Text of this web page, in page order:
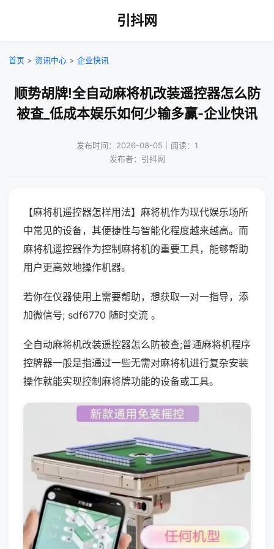
引抖网
首页 > 资讯中心 > 企业快讯
顺势胡牌!全自动麻将机改装遥控器怎么防
被查_低成本娱乐如何少输多赢-企业快讯
发布时间：2026-08-05｜阅读：1
发布者：引抖网
【麻将机遥控器怎样用法】麻将机作为现代娱乐场所
中常见的设备，其便捷性与智能化程度越来越高。而
麻将机遥控器作为控制麻将机的重要工具，能够帮助
用户更高效地操作机器。
若你在仪器使用上需要帮助，想获取一对一指导，添
加微信号; sdf6770 随时交流 。
全自动麻将机改装遥控器怎么防被查;普通麻将机程序
控牌器一般是指通过一些无需对麻将机进行复杂安装
操作就能实现控制麻将牌功能的设备或工具。